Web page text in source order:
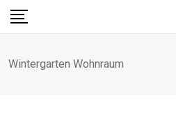
Skip
Wintergarten Wohnraum